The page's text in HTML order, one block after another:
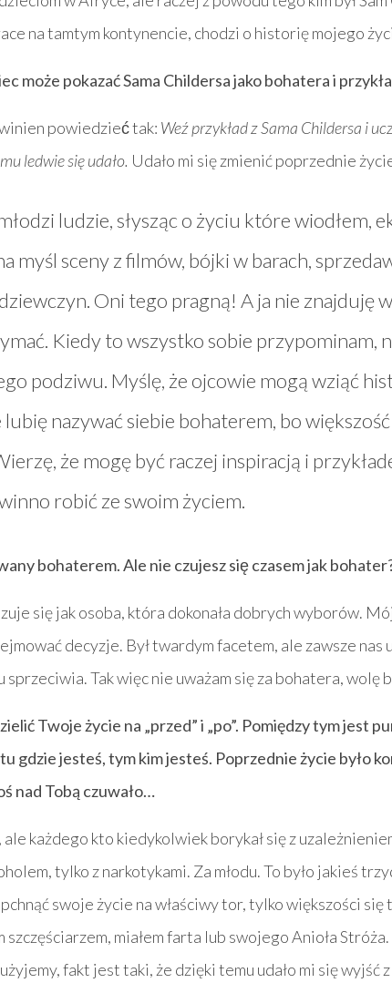
na tamtym kontynencie, chodzi o historię mojego
może pokazać Sama Childersa jako bohatera i
powiedzieć tak: Weź przykład z Sama Childersa i
ledwie się udało. Udało mi się zmienić poprzednie
ludzie, słysząc o życiu które wiodłem,
myśl sceny z filmów, bójki w barach,
Oni tego pragną! A ja nie znajduję
Kiedy to wszystko sobie przypominam,
podziwu. Myślę, że ojcowie mogą wziąć
lubię nazywać siebie bohaterem, bo
że mogę być raczej inspiracją i
robić ze swoim życiem.
bohaterem. Ale nie czujesz się czasem jak
się jak osoba, która dokonała dobrych wyborów.
decyzje. Był twardym facetem, ale zawsze nas
Tak więc nie uważam się za bohatera, wolę
Twoje życie na „przed” i „po”. Pomiędzy tym jest
gdzie jesteś, tym kim jesteś. Poprzednie życie było
nad Tobą czuwało…
każdego kto kiedykolwiek borykał się z
tylko z narkotykami. Za młodu. To było jakieś
swoje życie na właściwy tor, tylko większości
szczęściarzem, miałem farta lub swojego Anioła
fakt jest taki, że dzięki temu udało mi się wyjść